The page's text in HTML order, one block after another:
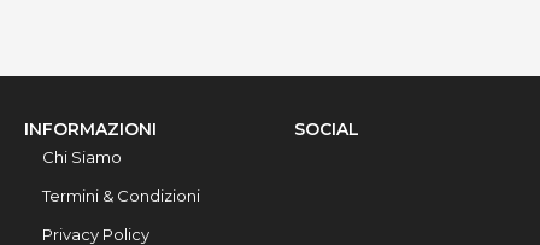
INFORMAZIONI
Chi Siamo
Termini & Condizioni
Privacy Policy
SOCIAL